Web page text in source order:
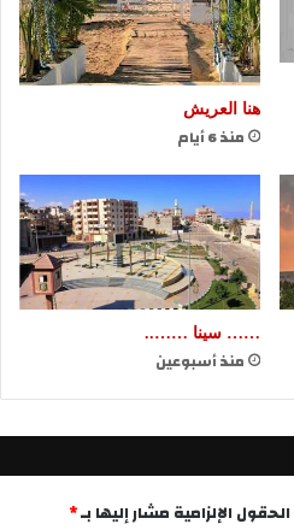
هنا العريش
منذ 6 أيام
…… سينا ……..
منذ أسبوعين
الحقول الإلزامية مشار إليها بـ*